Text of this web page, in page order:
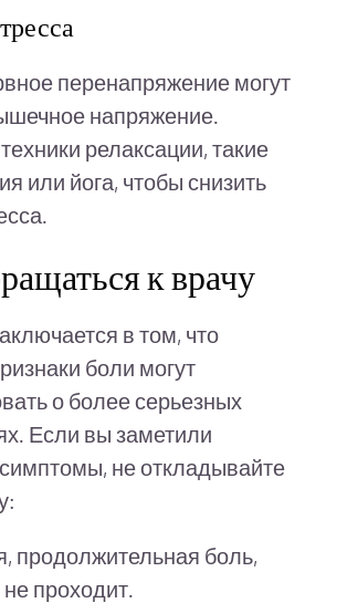
перенапряжение могут
напряжение.
релаксации, такие
или йога, чтобы снизить
к врачу
в том, что
боли могут
о более серьезных
Если вы заметили
не откладывайте
продолжительная боль,
проходит.